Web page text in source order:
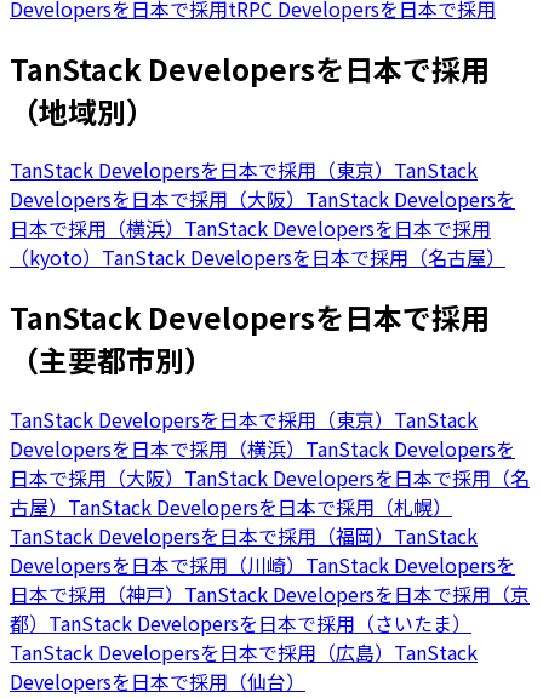
Developersを日本で採用tRPC Developersを日本で採用
TanStack Developersを日本で採用
（地域別）
TanStack Developersを日本で採用（東京） TanStack
Developersを日本で採用（大阪） TanStack Developersを
日本で採用（横浜） TanStack Developersを日本で採用
（kyoto） TanStack Developersを日本で採用（名古屋）
TanStack Developersを日本で採用
（主要都市別）
TanStack Developersを日本で採用（東京） TanStack
Developersを日本で採用（横浜） TanStack Developersを
日本で採用（大阪） TanStack Developersを日本で採用（名
古屋） TanStack Developersを日本で採用（札幌）
TanStack Developersを日本で採用（福岡） TanStack
Developersを日本で採用（川崎） TanStack Developersを
日本で採用（神戸） TanStack Developersを日本で採用（京
都） TanStack Developersを日本で採用（さいたま）
TanStack Developersを日本で採用（広島） TanStack
Developersを日本で採用（仙台）